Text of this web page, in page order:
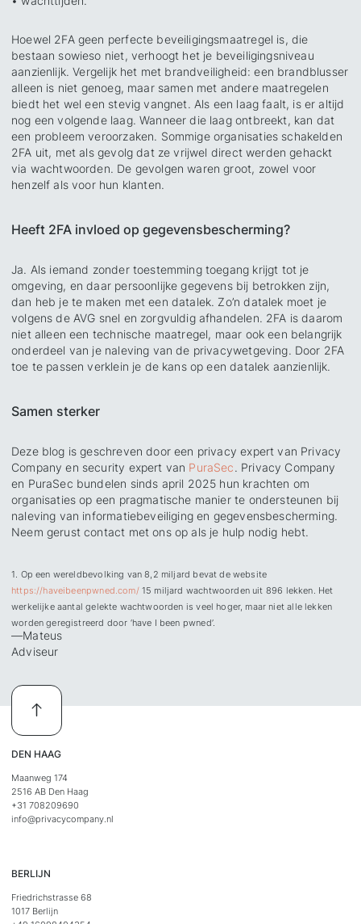
Hoewel 2FA geen perfecte beveiligingsmaatregel is, die
bestaan sowieso niet, verhoogt het je beveiligingsniveau
aanzienlijk. Vergelijk het met brandveiligheid: een brandblusser
alleen is niet genoeg, maar samen met andere maatregelen
biedt het wel een stevig vangnet. Als een laag faalt, is er altijd
nog een volgende laag. Wanneer die laag ontbreekt, kan dat
een probleem veroorzaken. Sommige organisaties schakelden
2FA uit, met als gevolg dat ze vrijwel direct werden gehackt
via wachtwoorden. De gevolgen waren groot, zowel voor
henzelf als voor hun klanten.
Heeft 2FA invloed op gegevensbescherming?
Ja. Als iemand zonder toestemming toegang krijgt tot je
omgeving, en daar persoonlijke gegevens bij betrokken zijn,
dan heb je te maken met een datalek. Zo’n datalek moet je
volgens de AVG snel en zorgvuldig afhandelen. 2FA is daarom
niet alleen een technische maatregel, maar ook een belangrijk
onderdeel van je naleving van de privacywetgeving. Door 2FA
toe te passen verklein je de kans op een datalek aanzienlijk.
Samen sterker
Deze blog is geschreven door een privacy expert van Privacy
Company en security expert van PuraSec. Privacy Company
en PuraSec bundelen sinds april 2025 hun krachten om
organisaties op een pragmatische manier te ondersteunen bij
naleving van informatiebeveiliging en gegevensbescherming.
Neem gerust contact met ons op als je hulp nodig hebt.
1. Op een wereldbevolking van 8,2 miljard bevat de website
https://haveibeenpwned.com/15 miljard wachtwoorden uit 896 lekken. Het
werkelijke aantal gelekte wachtwoorden is veel hoger, maar niet alle lekken
worden geregistreerd door ‘have I been pwned’.
—Mateus
Adviseur
DEN HAAG
Maanweg 174
2516 AB Den Haag
+31 708209690
info@privacycompany.nl
BERLIJN
Friedrichstrasse 68
1017 Berlijn